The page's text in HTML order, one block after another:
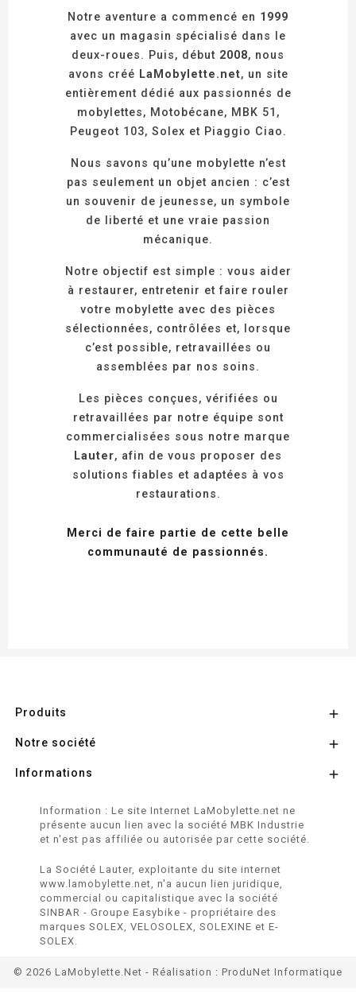
Notre aventure a commencé en 1999
avec un magasin spécialisé dans le
deux-roues. Puis, début 2008, nous
avons créé LaMobylette.net, un site
entièrement dédié aux passionnés de
mobylettes, Motobécane, MBK 51,
Peugeot 103, Solex et Piaggio Ciao.
Nous savons qu’une mobylette n’est
pas seulement un objet ancien : c’est
un souvenir de jeunesse, un symbole
de liberté et une vraie passion
mécanique.
Notre objectif est simple : vous aider
à restaurer, entretenir et faire rouler
votre mobylette avec des pièces
sélectionnées, contrôlées et, lorsque
c’est possible, retravaillées ou
assemblées par nos soins.
Les pièces conçues, vérifiées ou
retravaillées par notre équipe sont
commercialisées sous notre marque
Lauter, afin de vous proposer des
solutions fiables et adaptées à vos
restaurations.
Merci de faire partie de cette belle
communauté de passionnés.
Produits 
Notre société 
Informations 
Information : Le site Internet LaMobylette.net ne
présente aucun lien avec la société MBK Industrie
et n'est pas affiliée ou autorisée par cette société.
La Société Lauter, exploitante du site internet
www.lamobylette.net, n'a aucun lien juridique,
commercial ou capitalistique avec la société
SINBAR - Groupe Easybike - propriétaire des
marques SOLEX, VELOSOLEX, SOLEXINE et E-
SOLEX.
© 2026 LaMobylette.Net - Réalisation : ProduNet Informatique